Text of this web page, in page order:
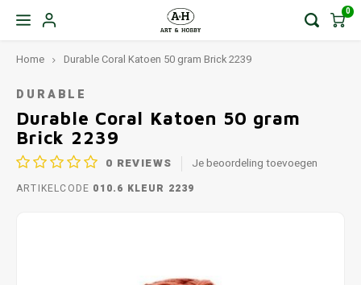
0
Home Durable Coral Katoen 50 gram Brick 2239
DURABLE
Durable Coral Katoen 50 gram
Brick 2239
0 REVIEWS Je beoordeling toevoegen
ARTIKELCODE 010.6 KLEUR 2239